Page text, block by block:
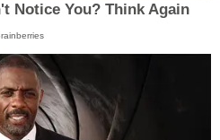
Notice You? Think Again